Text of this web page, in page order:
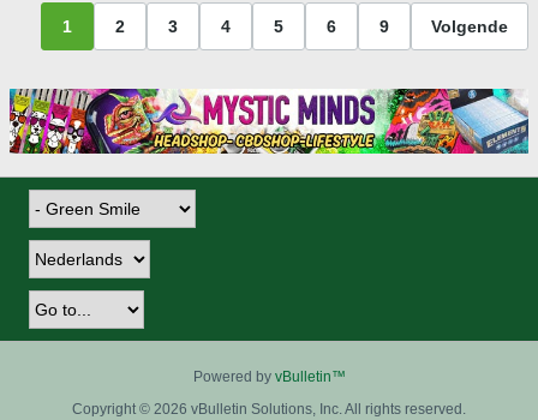
1 2 3 4 5 6 9 Volgende
Powered by vBulletin™
Copyright © 2026 vBulletin Solutions, Inc. All rights reserved.